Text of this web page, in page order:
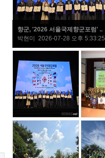
향군, '2026 서울국제향군포럼' ..
박현미 2026-07-28 오후 5:33:25